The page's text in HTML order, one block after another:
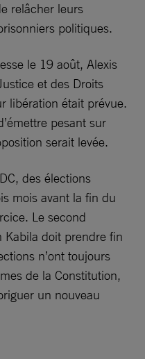
relâcher leurs
politiques.
le 19 août, Alexis
et des Droits
libération était prévue.
pesant sur
serait levée.
des élections
mois avant la fin du
Le second
Kabila doit prendre fin
n’ont toujours
de la Constitution,
un nouveau